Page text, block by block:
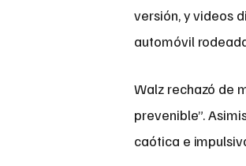
versión, y videos
automóvil
Walz rechazó de
prevenible”.
caótica e